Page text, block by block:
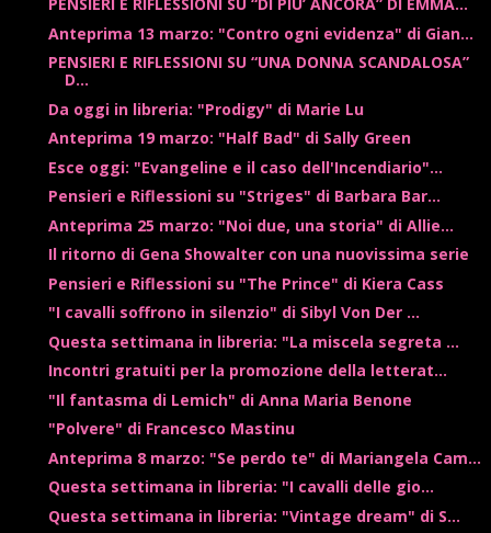
Anteprima 13 marzo: "Contro ogni evidenza" di Gian...
PENSIERI E RIFLESSIONI SU “UNA DONNA SCANDALOSA”
D...
Da oggi in libreria: "Prodigy" di Marie Lu
Anteprima 19 marzo: "Half Bad" di Sally Green
Esce oggi: "Evangeline e il caso dell'Incendiario"...
Pensieri e Riflessioni su "Striges" di Barbara Bar...
Anteprima 25 marzo: "Noi due, una storia" di Allie...
Il ritorno di Gena Showalter con una nuovissima serie
Pensieri e Riflessioni su "The Prince" di Kiera Cass
"I cavalli soffrono in silenzio" di Sibyl Von Der ...
Questa settimana in libreria: "La miscela segreta ...
Incontri gratuiti per la promozione della letterat...
"Il fantasma di Lemich" di Anna Maria Benone
"Polvere" di Francesco Mastinu
Anteprima 8 marzo: "Se perdo te" di Mariangela Cam...
Questa settimana in libreria: "I cavalli delle gio...
Questa settimana in libreria: "Vintage dream" di S...